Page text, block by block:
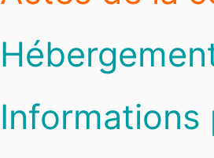
Informations